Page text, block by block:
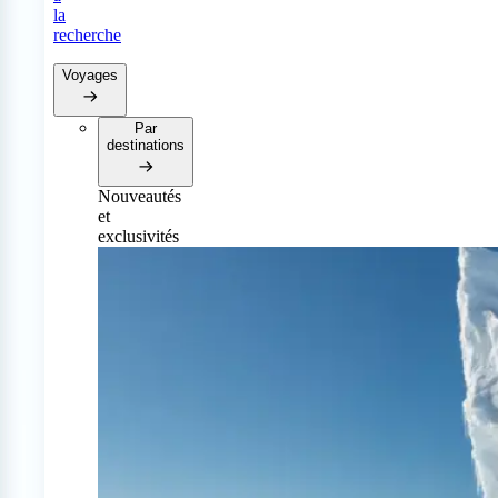
la
recherche
Voyages
Par
destinations
Nouveautés
et
exclusivités